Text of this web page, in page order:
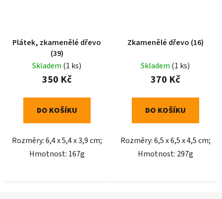
Plátek, zkamenělé dřevo
(39)
Skladem (1 ks)
350 Kč
DO KOŠÍKU
Rozměry: 6,4 x 5,4 x 3,9 cm;
Hmotnost: 167g
Zkamenělé dřevo (16)
Skladem (1 ks)
370 Kč
DO KOŠÍKU
Rozměry: 6,5 x 6,5 x 4,5 cm;
Hmotnost: 297g